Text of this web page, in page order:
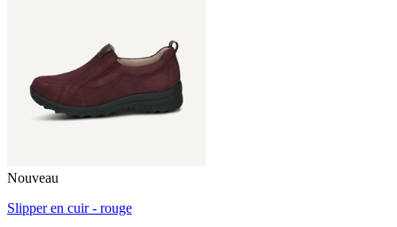
Nouveau
Slipper en cuir - rouge